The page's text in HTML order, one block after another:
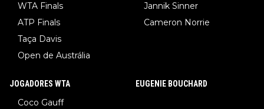
WTA Finals
ATP Finals
Taça Davis
Open de Austrália
Jannik Sinner
Cameron Norrie
JOGADORES WTA
Coco Gauff
EUGENIE BOUCHARD